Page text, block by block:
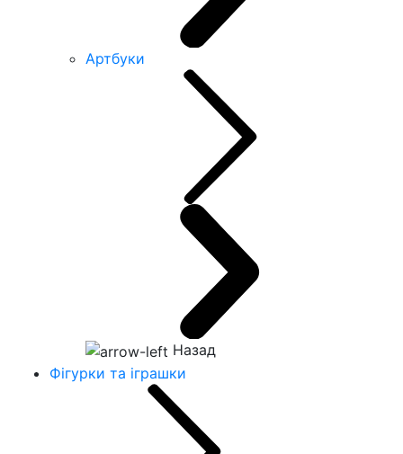
Артбуки
Назад
Фігурки та іграшки